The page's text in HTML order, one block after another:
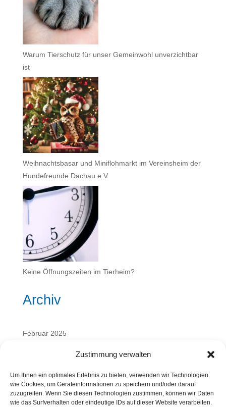
Zustimmung verwalten
Um Ihnen ein optimales Erlebnis zu bieten, verwenden wir Technologien
wie Cookies, um Geräteinformationen zu speichern und/oder darauf
zuzugreifen. Wenn Sie diesen Technologien zustimmen, können wir Daten
wie das Surfverhalten oder eindeutige IDs auf dieser Website verarbeiten.
Warum Tierschutz für unser Gemeinwohl unverzichtbar
ist
Weihnachtsbasar und Miniflohmarkt im Vereinsheim der
Hundefreunde Dachau e.V.
Keine Öffnungszeiten im Tierheim?
Archiv
Februar 2025
Kategorien